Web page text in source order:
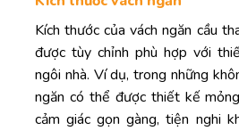
Kích thước của vách ngăn cầu
được tùy chỉnh phù hợp với
ngôi nhà. Ví dụ, trong những
ngăn có thể được thiết kế
cảm giác gọn gàng, tiện nghi